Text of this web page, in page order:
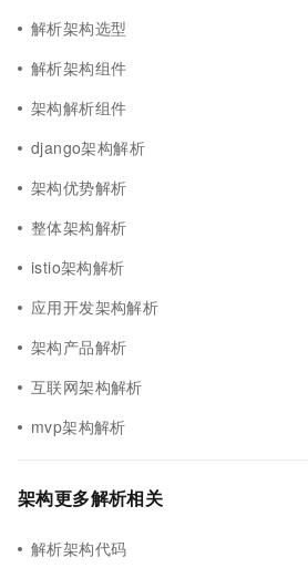
解析架构选型
解析架构组件
架构解析组件
django架构解析
架构优势解析
整体架构解析
istio架构解析
应用开发架构解析
架构产品解析
互联网架构解析
mvp架构解析
架构更多解析相关
解析架构代码